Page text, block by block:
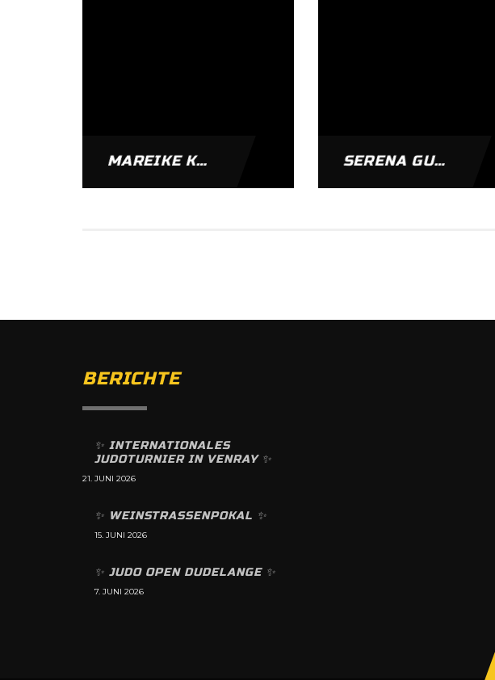
MAREIKE KALWEIT SERENA GUBBA
BERICHTE
✨️ INTERNATIONALES
JUDOTURNIER IN VENRAY ✨️
21. JUNI 2026
✨️ WEINSTRASSENPOKAL ✨️
15. JUNI 2026
✨️ JUDO OPEN DUDELANGE ✨️
7. JUNI 2026